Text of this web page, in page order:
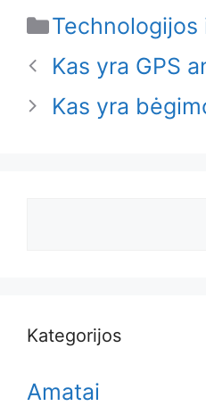
Categories
Technologijos
Kas yra GPS
Kas yra
Kategorijos
Amatai